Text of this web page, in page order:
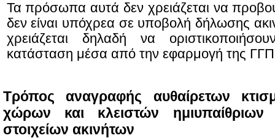
Τα πρόσωπα αυτά δεν χρειάζεται να
δεν είναι υπόχρεα σε υποβολή δήλωσης
χρειάζεται δηλαδή να
κατάσταση μέσα από την εφαρμογή της
Τρόπος αναγραφής αυθαίρετων
χώρων και κλειστών
στοιχείων ακινήτων